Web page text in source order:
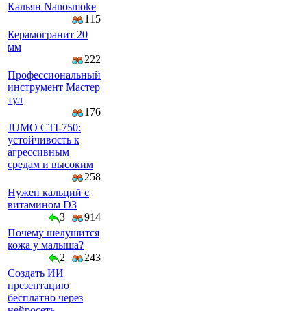
Кальян Nanosmoke
115
Керамогранит 20
мм
222
Профессиональный
инструмент Мастер
тул
176
JUMO CTI-750:
устойчивость к
агрессивным
средам и высоким
258
Нужен кальций с
витамином D3
3
914
Почему шелушится
кожа у малыша?
2
243
Создать ИИ
презентацию
бесплатно через